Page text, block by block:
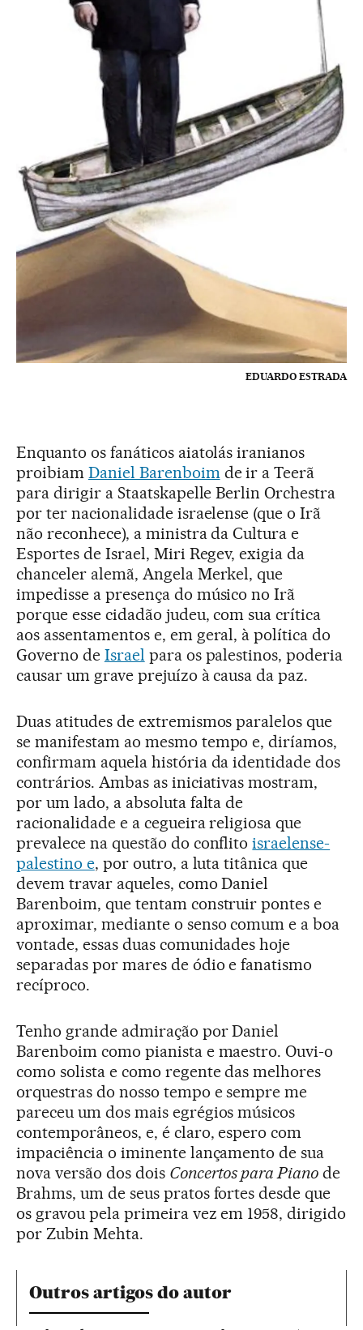
EDUARDO ESTRADA
Enquanto os fanáticos aiatolás iranianos
proibiam Daniel Barenboimde ir a Teerã
para dirigir a Staatskapelle Berlin Orchestra
por ter nacionalidade israelense (que o Irã
não reconhece), a ministra da Cultura e
Esportes de Israel, Miri Regev, exigia da
chanceler alemã, Angela Merkel, que
impedisse a presença do músico no Irã
porque esse cidadão judeu, com sua crítica
aos assentamentos e, em geral, à política do
Governo de Israel para os palestinos, poderia
causar um grave prejuízo à causa da paz.
Duas atitudes de extremismos paralelos que
se manifestam ao mesmo tempo e, diríamos,
confirmam aquela história da identidade dos
contrários. Ambas as iniciativas mostram,
por um lado, a absoluta falta de
racionalidade e a cegueira religiosa que
prevalece na questão do conflitoisraelense-
palestino e, por outro, a luta titânica que
devem travar aqueles, como Daniel
Barenboim, que tentam construir pontes e
aproximar, mediante o senso comum e a boa
vontade, essas duas comunidades hoje
separadas por mares de ódio e fanatismo
recíproco.
Tenho grande admiração por Daniel
Barenboim como pianista e maestro. Ouvi-o
como solista e como regente das melhores
orquestras do nosso tempo e sempre me
pareceu um dos mais egrégios músicos
contemporâneos, e, é claro, espero com
impaciência o iminente lançamento de sua
nova versão dos dois Concertos para Piano de
Brahms, um de seus pratos fortes desde que
os gravou pela primeira vez em 1958, dirigido
por Zubin Mehta.
Outros artigos do autor